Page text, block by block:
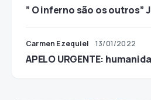
”
Carmen Ezequiel 13/01/2022
APELO URGENTE: